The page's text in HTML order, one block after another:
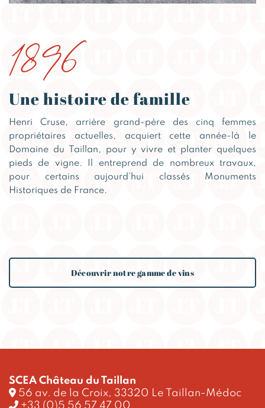
1896
Une histoire de famille
Henri Cruse, arrière grand-père des cinq femmes
propriétaires actuelles, acquiert cette année-là le
Domaine du Taillan, pour y vivre et planter quelques
pieds de vigne. Il entreprend de nombreux travaux,
pour certains aujourd’hui classés Monuments
Historiques de France.
Découvrir notre gamme de vins
SCEA Château du Taillan
56 av. de la Croix, 33320 Le Taillan-Médoc
+33 (0)5 56 57 47 00